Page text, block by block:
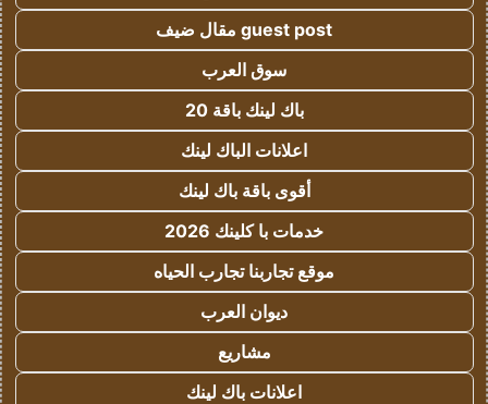
guest post مقال ضيف
سوق العرب
باك لينك باقة 20
اعلانات الباك لينك
أقوى باقة باك لينك
خدمات با كلينك 2026
موقع تجاربنا تجارب الحياه
ديوان العرب
مشاريع
اعلانات باك لينك